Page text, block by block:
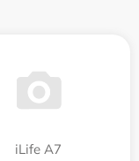
iLife A7